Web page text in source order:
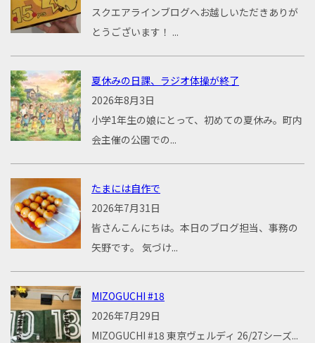
スクエアラインブログへお越しいただきありが
とうございます！ ...
夏休みの日課、ラジオ体操が終了
2026年8月3日
小学1年生の娘にとって、初めての夏休み。町内
会主催の公園での...
たまには自作で
2026年7月31日
皆さんこんにちは。本日のブログ担当、事務の
矢野です。 気づけ...
MIZOGUCHI #18
2026年7月29日
MIZOGUCHI #18 東京ヴェルディ 26/27シーズ...